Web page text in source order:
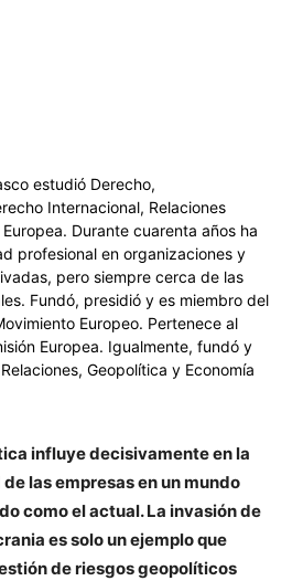
estudió Derecho,
Internacional, Relaciones
Durante cuarenta años ha
profesional en organizaciones y
pero siempre cerca de las
Fundó, presidió y es miembro del
Europeo. Pertenece al
Europea. Igualmente, fundó y
Geopolítica y Economía
influye decisivamente en la
las empresas en un mundo
como el actual. La invasión de
es solo un ejemplo que
de riesgos geopolíticos